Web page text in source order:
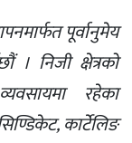
पूर्वानुमेय
। निजी क्षेत्रको
रहेका
,कार्टेलिङ